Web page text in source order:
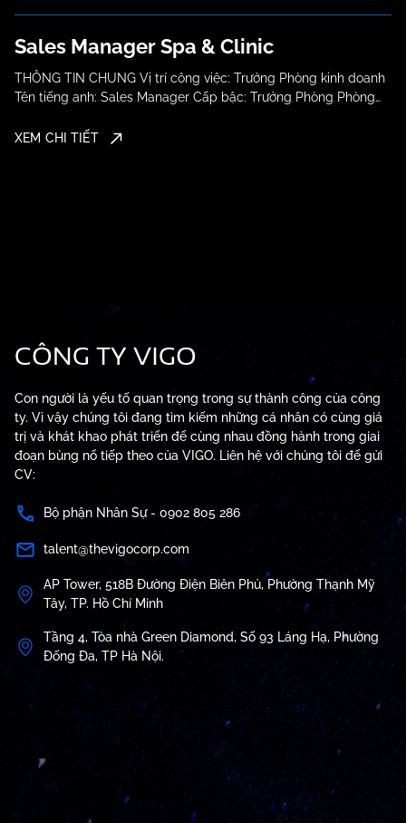
Sales Manager Spa & Clinic
THÔNG TIN CHUNG Vị trí công việc: Trưởng Phòng kinh doanh
Tên tiếng anh: Sales Manager Cấp bậc: Trưởng Phòng Phòng
XEM CHI TIẾT
CÔNG TY VIGO
Con người là yếu tố quan trọng trong sự thành công của công
ty. Vì vậy chúng tôi đang tìm kiếm những cá nhân có cùng giá
trị và khát khao phát triển để cùng nhau đồng hành trong giai
đoạn bùng nổ tiếp theo của VIGO. Liên hệ với chúng tôi để gửi
CV:
Bộ phận Nhân Sự - 0902 805 286
talent@thevigocorp.com
AP Tower, 518B Đường Điện Biên Phủ, Phường Thạnh Mỹ
Tây, TP. Hồ Chí Minh
Tầng 4, Tòa nhà Green Diamond, Số 93 Láng Hạ, Phường
Đống Đa, TP Hà Nội.